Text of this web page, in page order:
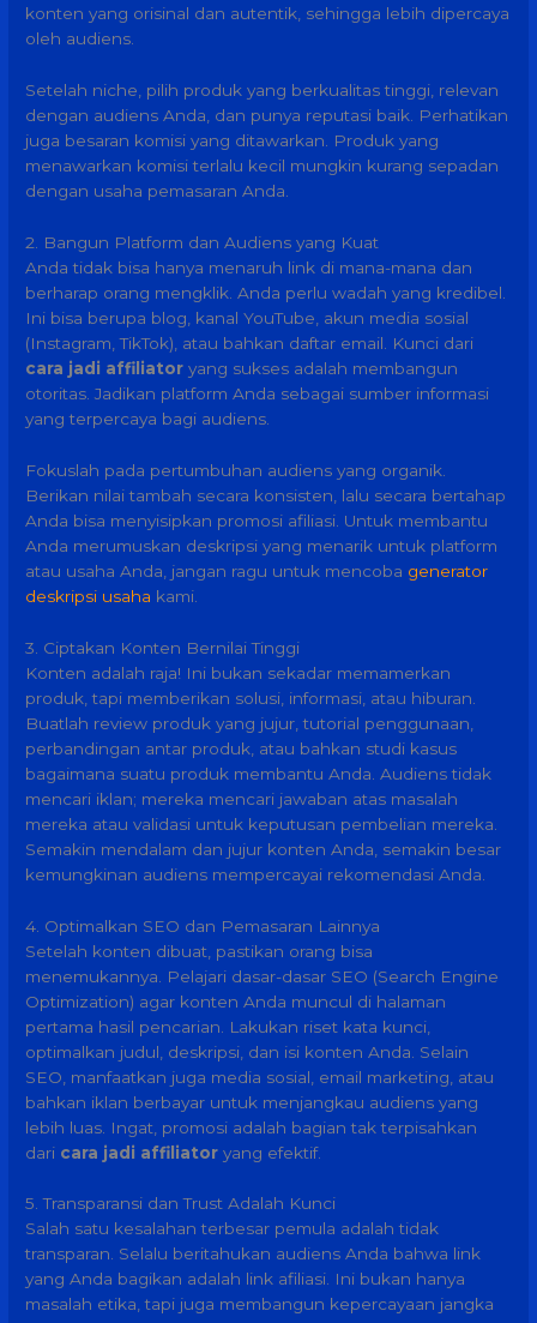
konten yang orisinal dan autentik, sehingga lebih dipercaya
oleh audiens.
Setelah niche, pilih produk yang berkualitas tinggi, relevan
dengan audiens Anda, dan punya reputasi baik. Perhatikan
juga besaran komisi yang ditawarkan. Produk yang
menawarkan komisi terlalu kecil mungkin kurang sepadan
dengan usaha pemasaran Anda.
2. Bangun Platform dan Audiens yang Kuat
Anda tidak bisa hanya menaruh link di mana-mana dan
berharap orang mengklik. Anda perlu wadah yang kredibel.
Ini bisa berupa blog, kanal YouTube, akun media sosial
(Instagram, TikTok), atau bahkan daftar email. Kunci dari
cara jadi affiliator yang sukses adalah membangun
otoritas. Jadikan platform Anda sebagai sumber informasi
yang terpercaya bagi audiens.
Fokuslah pada pertumbuhan audiens yang organik.
Berikan nilai tambah secara konsisten, lalu secara bertahap
Anda bisa menyisipkan promosi afiliasi. Untuk membantu
Anda merumuskan deskripsi yang menarik untuk platform
atau usaha Anda, jangan ragu untuk mencoba generator
deskripsi usaha kami.
3. Ciptakan Konten Bernilai Tinggi
Konten adalah raja! Ini bukan sekadar memamerkan
produk, tapi memberikan solusi, informasi, atau hiburan.
Buatlah review produk yang jujur, tutorial penggunaan,
perbandingan antar produk, atau bahkan studi kasus
bagaimana suatu produk membantu Anda. Audiens tidak
mencari iklan; mereka mencari jawaban atas masalah
mereka atau validasi untuk keputusan pembelian mereka.
Semakin mendalam dan jujur konten Anda, semakin besar
kemungkinan audiens mempercayai rekomendasi Anda.
4. Optimalkan SEO dan Pemasaran Lainnya
Setelah konten dibuat, pastikan orang bisa
menemukannya. Pelajari dasar-dasar SEO (Search Engine
Optimization) agar konten Anda muncul di halaman
pertama hasil pencarian. Lakukan riset kata kunci,
optimalkan judul, deskripsi, dan isi konten Anda. Selain
SEO, manfaatkan juga media sosial, email marketing, atau
bahkan iklan berbayar untuk menjangkau audiens yang
lebih luas. Ingat, promosi adalah bagian tak terpisahkan
dari cara jadi affiliator yang efektif.
5. Transparansi dan Trust Adalah Kunci
Salah satu kesalahan terbesar pemula adalah tidak
transparan. Selalu beritahukan audiens Anda bahwa link
yang Anda bagikan adalah link afiliasi. Ini bukan hanya
masalah etika, tapi juga membangun kepercayaan jangka